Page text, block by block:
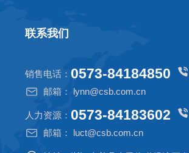
联系我们
销售电话：0573-84184850
邮箱： lynn@csb.com.cn
人力资源： 0573-84183602
邮箱： luct@csb.com.cn